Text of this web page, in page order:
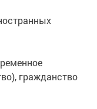
гражданство